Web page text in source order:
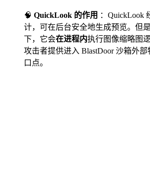
🧠 QuickLook 的作用 ：QuickLook
计，可在后台安全地生成预览。但
下，它会在进程内执行图像缩略图
攻击者提供进入 BlastDoor 沙箱外部
口点。